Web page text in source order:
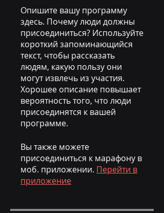
Опишите вашу программу
здесь. Почему люди должны
присоединиться? Используйте
короткий запоминающийся
текст, чтобы рассказать
людям, какую пользу они
могут извлечь из участия.
Хорошее описание повышает
вероятность того, что люди
присоединятся к вашей
программе.
Вы также можете
присоединиться к марафону в
моб. приложении. Перейти в
приложение